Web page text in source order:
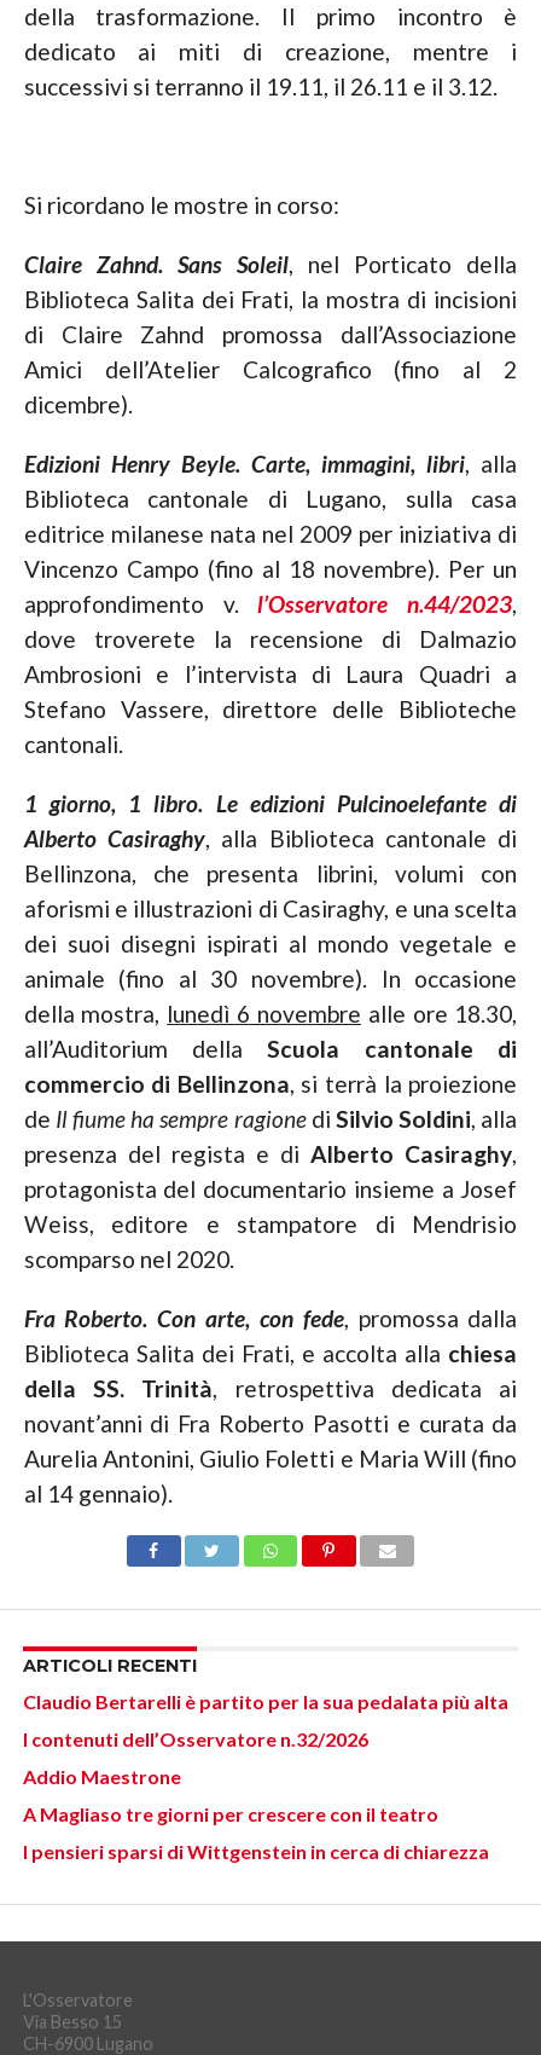
della trasformazione. Il primo incontro è
dedicato ai miti di creazione, mentre i
successivi si terranno il 19.11, il 26.11 e il 3.12.
Si ricordano le mostre in corso:
Claire Zahnd. Sans Soleil, nel Porticato della
Biblioteca Salita dei Frati, la mostra di incisioni
di Claire Zahnd promossa dall’Associazione
Amici dell’Atelier Calcografico (fino al 2
dicembre).
Edizioni Henry Beyle. Carte, immagini, libri, alla
Biblioteca cantonale di Lugano, sulla casa
editrice milanese nata nel 2009 per iniziativa di
Vincenzo Campo (fino al 18 novembre). Per un
approfondimento v.l’Osservatore n.44/2023,
dove troverete la recensione di Dalmazio
Ambrosioni e l’intervista di Laura Quadri a
Stefano Vassere, direttore delle Biblioteche
cantonali.
1 giorno, 1 libro. Le edizioni Pulcinoelefante di
Alberto Casiraghy, alla Biblioteca cantonale di
Bellinzona, che presenta librini, volumi con
aforismi e illustrazioni di Casiraghy, e una scelta
dei suoi disegni ispirati al mondo vegetale e
animale (fino al 30 novembre). In occasione
della mostra, lunedì 6 novembre alle ore 18.30,
all’Auditorium dellaScuola cantonale di
commercio di Bellinzona, si terrà la proiezione
de Il fiume ha sempre ragione di Silvio Soldini, alla
presenza del regista e diAlberto Casiraghy,
protagonista del documentario insieme a Josef
Weiss, editore e stampatore di Mendrisio
scomparso nel 2020.
Fra Roberto. Con arte, con fede, promossa dalla
Biblioteca Salita dei Frati, e accolta alla chiesa
della SS. Trinità, retrospettiva dedicata ai
novant’anni di Fra Roberto Pasotti e curata da
Aurelia Antonini, Giulio Foletti e Maria Will (fino
al 14 gennaio).
ARTICOLI RECENTI
Claudio Bertarelli è partito per la sua pedalata più alta
I contenuti dell’Osservatore n.32/2026
Addio Maestrone
A Magliaso tre giorni per crescere con il teatro
I pensieri sparsi di Wittgenstein in cerca di chiarezza
L'Osservatore
Via Besso 15
CH-6900 Lugano